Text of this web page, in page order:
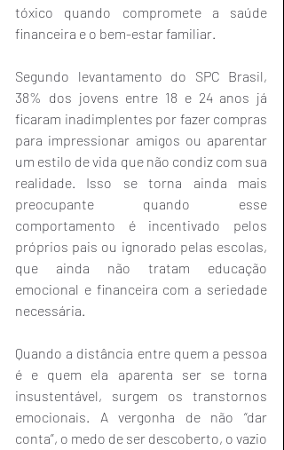
tóxico quando compromete a saúde
financeira e o bem-estar familiar.
Segundo levantamento do SPC Brasil,
38% dos jovens entre 18 e 24 anos já
ficaram inadimplentes por fazer compras
para impressionar amigos ou aparentar
um estilo de vida que não condiz com sua
realidade. Isso se torna ainda mais
preocupante quando esse
comportamento é incentivado pelos
próprios pais ou ignorado pelas escolas,
que ainda não tratam educação
emocional e financeira com a seriedade
necessária.
Quando a distância entre quem a pessoa
é e quem ela aparenta ser se torna
insustentável, surgem os transtornos
emocionais. A vergonha de não “dar
conta”, o medo de ser descoberto, o vazio